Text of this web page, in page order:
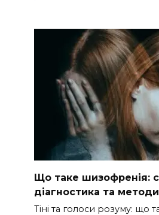
Що таке шизофренія:
діагностика та
Тіні та голоси розуму: що